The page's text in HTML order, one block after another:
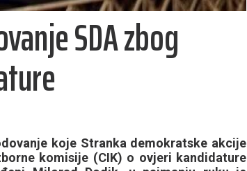
SDA zbog
koje Stranka demokratske akcije
komisije (CIK) o ovjeri kandidature